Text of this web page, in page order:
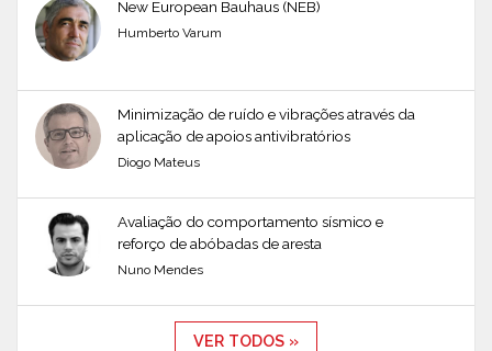
New European Bauhaus (NEB)
Humberto Varum
Minimização de ruído e vibrações através da
aplicação de apoios antivibratórios
Diogo Mateus
Avaliação do comportamento sísmico e
reforço de abóbadas de aresta
Nuno Mendes
VER TODOS »